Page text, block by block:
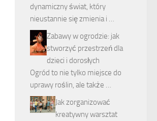
dynamiczny świat, który
nieustannie się zmienia i …
Zabawy w ogrodzie: jak
stworzyć przestrzeń dla
dzieci i dorosłych
Ogród to nie tylko miejsce do
uprawy roślin, ale także …
Jak zorganizować
kreatywny warsztat